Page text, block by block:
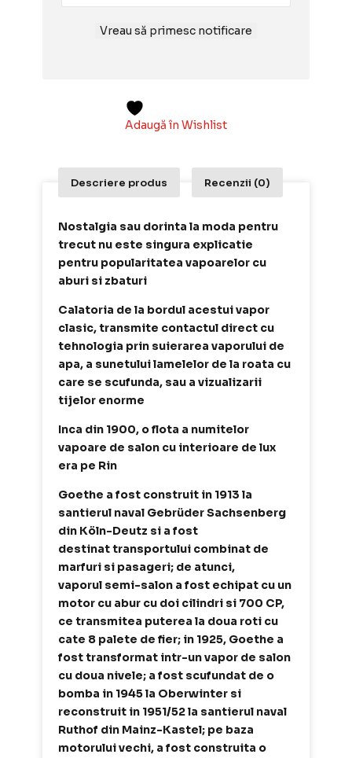
Vreau să primesc notificare
Adaugă în Wishlist
Descriere produs Recenzii (0)
Nostalgia sau dorinta la moda pentru
trecut nu este singura explicatie
pentru popularitatea vapoarelor cu
aburi si zbaturi
Calatoria de la bordul acestui vapor
clasic, transmite contactul direct cu
tehnologia prin suierarea vaporului de
apa, a sunetului lamelelor de la roata cu
care se scufunda, sau a vizualizarii
tijelor enorme
Inca din 1900, o flota a numitelor
vapoare de salon cu interioare de lux
era pe Rin
Goethe a fost construit in 1913 la
santierul naval Gebrüder Sachsenberg
din Köln-Deutz si a fost
destinat transportului combinat de
marfuri si pasageri; de atunci,
vaporul semi-salon a fost echipat cu un
motor cu abur cu doi cilindri si 700 CP,
ce transmitea puterea la doua roti cu
cate 8 palete de fier; in 1925, Goethe a
fost transformat intr-un vapor de salon
cu doua nivele; a fost scufundat de o
bomba in 1945 la Oberwinter si
reconstruit in 1951/52 la santierul naval
Ruthof din Mainz-Kastel; pe baza
motorului vechi, a fost construita o